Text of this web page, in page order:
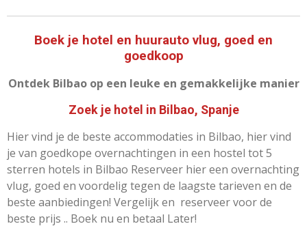
Boek je hotel en huurauto vlug, goed en
goedkoop
Ontdek Bilbao op een leuke en gemakkelijke manier
Zoek je hotel in Bilbao, Spanje
Hier vind je de beste accommodaties in Bilbao, hier vind
je van goedkope overnachtingen in een hostel tot 5
sterren hotels in Bilbao Reserveer hier een overnachting
vlug, goed en voordelig tegen de laagste tarieven en de
beste aanbiedingen! Vergelijk en reserveer voor de
beste prijs .. Boek nu en betaal Later!